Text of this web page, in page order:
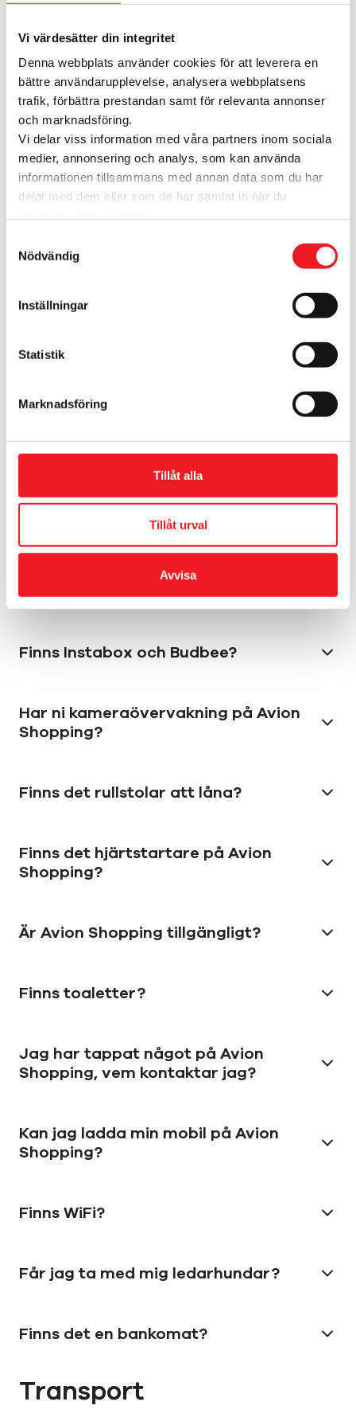
Vi värdesätter din integritet
Denna webbplats använder cookies för att leverera en
bättre användarupplevelse, analysera webbplatsens
trafik, förbättra prestandan samt för relevanta annonser
och marknadsföring.
Vi delar viss information med våra partners inom sociala
medier, annonsering och analys, som kan använda
informationen tillsammans med annan data som du har
delat med dem eller som de har samlat in när du
Nödvändig
Inställningar
Statistik
Marknadsföring
Tillåt alla
Tillåt urval
Avvisa
Service
Vilka butiker har Click & Collect?
Har ni återvinningsstationer och vad
kan jag lämna där?
Lounge?
Kan jag posta ett brev hos er?
Hur kommer jag i kontakt med
Finns det fotoautomater?
Finns Instabox och Budbee?
Har ni kameraövervakning på Avion
Shopping?
Finns det rullstolar att låna?
Finns det hjärtstartare på Avion
Shopping?
Är Avion Shopping tillgängligt?
Finns toaletter?
Jag har tappat något på Avion
Shopping, vem kontaktar jag?
Kan jag ladda min mobil på Avion
Shopping?
Finns WiFi?
Får jag ta med mig ledarhundar?
Finns det en bankomat?
Transport